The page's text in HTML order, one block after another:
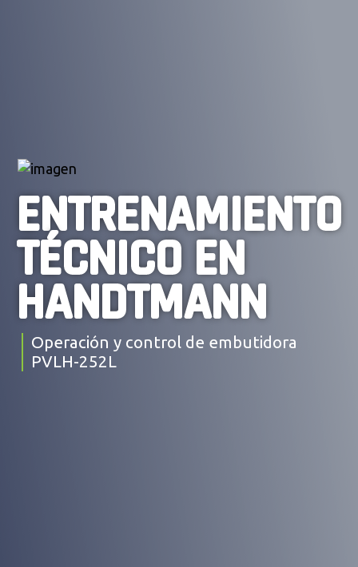
ENTRENAMIENTO
TÉCNICO EN
HANDTMANN
Operación y control de embutidora
PVLH-252L